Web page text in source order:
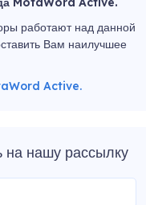
работают над данной
Вам наилучшее
Active.
на нашу рассылку